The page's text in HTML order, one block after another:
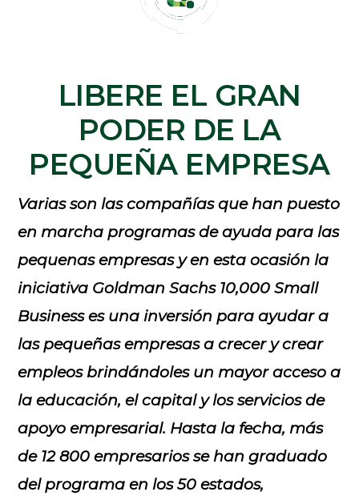
LIBERE EL GRAN
PODER DE LA
PEQUEÑA EMPRESA
Varias son las compañías que han puesto
en marcha programas de ayuda para las
pequenas empresas y en esta ocasión la
iniciativa Goldman Sachs 10,000 Small
Business es una inversión para ayudar a
las pequeñas empresas a crecer y crear
empleos brindándoles un mayor acceso a
la educación, el capital y los servicios de
apoyo empresarial. Hasta la fecha, más
de 12 800 empresarios se han graduado
del programa en los 50 estados,